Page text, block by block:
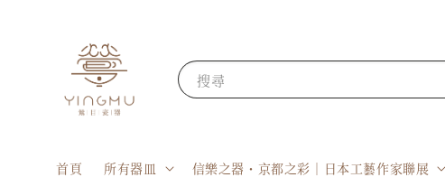
搜尋
首頁 所有器皿 信樂之器・京都之彩｜日本工藝作家聯展